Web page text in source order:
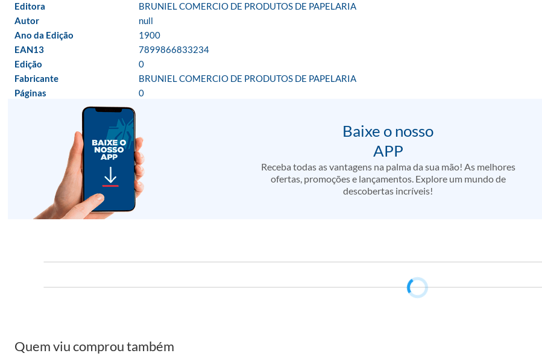
Editora
BRUNIEL COMERCIO DE PRODUTOS DE PAPELARIA
Autor
null
Ano da Edição
1900
EAN13
7899866833234
Edição
0
Fabricante
BRUNIEL COMERCIO DE PRODUTOS DE PAPELARIA
Páginas
0
Baixe o nosso
APP
Receba todas as vantagens na palma da sua mão! As melhores
ofertas, promoções e lançamentos. Explore um mundo de
descobertas incríveis!
Quem viu comprou também